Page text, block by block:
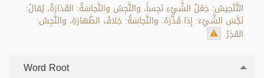
التَّنْجيسُ: جَعْلُ الشَّيْءِ نَجِساً، والنَّجِسُ والنَّجاسَةُ: القَذارَةُ، يُقالُ:
نَجَّسَ الشَّيْءَ: إِذا قَذَّرَهُ. والنَّجاسَةُ: خِلافُ الطَّهارَةِ، والنَّجِسُ:
القَذِرُ.
Word Root